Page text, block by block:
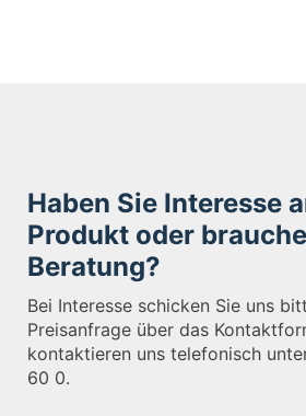
Haben Sie Interesse
Produkt oder
Beratung?
Bei Interesse schicken Sie uns
Preisanfrage über das
kontaktieren uns telefonisch
60 0.